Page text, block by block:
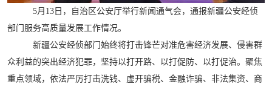
5月13日，自治区公安厅举行新闻通气会，通报新疆公安经侦
部门服务高质量发展工作情况。
新疆公安经侦部门始终将打击锋芒对准危害经济发展、侵害群
众利益的突出经济犯罪，坚持以打开路、以打促防、以打促治。聚焦
重点领域，依法严厉打击洗钱、虚开骗税、金融诈骗、非法集资、商